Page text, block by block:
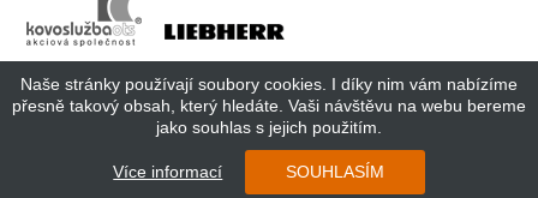
Copyright 2018 Cosmopolitan Central Europe s.r.o.
Naše stránky používají soubory cookies. I díky nim vám nabízíme
přesně takový obsah, který hledáte. Vaši návštěvu na webu bereme
jako souhlas s jejich použitím.
Více informací SOUHLASÍM